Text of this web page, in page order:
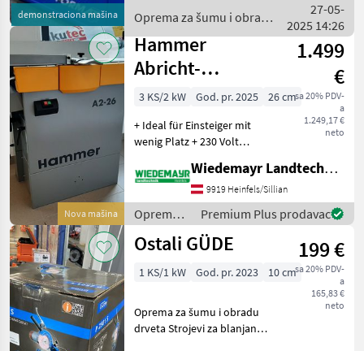
demonstraciona mašina
von unserem Fachpersonal
überprüft und b
Oprema za šumu i obradu
drveta / Sonstige
27-05-
2025 14:26
Nova mašina
Hammer
Abricht-
Dickenhobelmaschine
A 2-26
1.499
€
sa 20% PDV-
a
1.249,17 €
neto
3 KS/2 kW God. pr. 2025
26 cm
+ Ideal für Einsteiger mit
wenig Platz + 230 Volt
Sensationelles Preis-
Leistungs-Verhältnis +
Abrichtbreite 260 mm +
Tischlänge gesamt 1045
mm + Se
Wiedemayr Landtechnik GmbH
9919 Heinfels/Sillian
Oprema
za šumu i
obradu
Hammer
Premium Plus prodavac
Ostali GÜDE 199 €
sa 20% PDV-
a
165,83 €
neto
1 KS/1 kW God. pr. 2023 10 cm
Oprema za šumu i obradu
drveta Strojevi za blanjanje